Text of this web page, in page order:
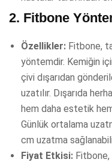
2. Fitbone
Özellikler: Fitbone,
yöntemdir. Kemiğin
çivi dışarıdan
uzatılır. Dışarıda
hem daha estetik
Günlük ortalama
cm uzatma
Fiyat Etkisi: